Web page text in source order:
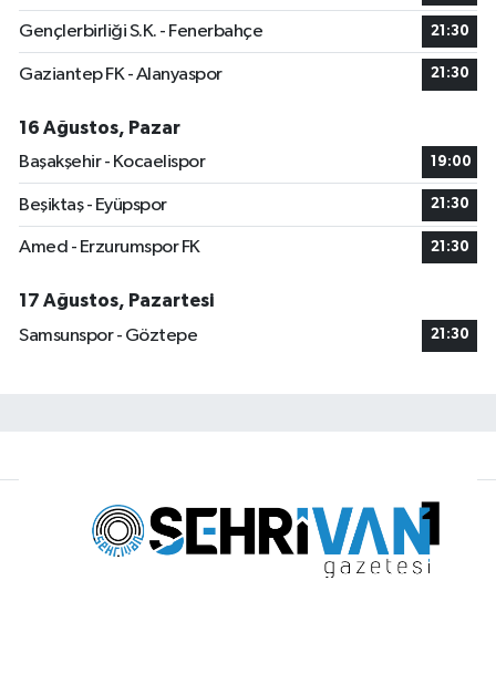
Gençlerbirliği S.K. - Fenerbahçe 21:30
Gaziantep FK - Alanyaspor 21:30
16 Ağustos, Pazar
Başakşehir - Kocaelispor
19:00
Beşiktaş - Eyüpspor 21:30
Amed - Erzurumspor FK 21:30
17 Ağustos, Pazartesi
Samsunspor - Göztepe
21:30